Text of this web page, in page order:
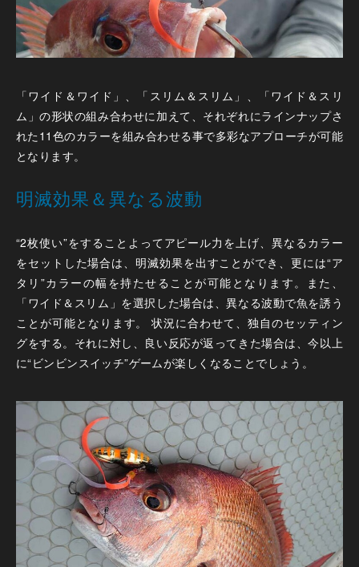
「ワイド＆ワイド」、「スリム＆スリム」、「ワイド＆スリ
ム」の形状の組み合わせに加えて、それぞれにラインナップさ
れた11色のカラーを組み合わせる事で多彩なアプローチが可能
となります。
明滅効果＆異なる波動
“2枚使い”をすることよってアピール力を上げ、異なるカラー
をセットした場合は、明滅効果を出すことができ、更には“ア
タリ”カラーの幅を持たせることが可能となります。また、
「ワイド＆スリム」を選択した場合は、異なる波動で魚を誘う
ことが可能となります。 状況に合わせて、独自のセッティン
グをする。それに対し、良い反応が返ってきた場合は、今以上
に“ビンビンスイッチ”ゲームが楽しくなることでしょう。